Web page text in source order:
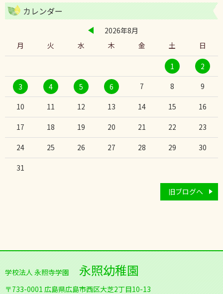
カレンダー
2026年8月
月
火 水 木 金 土 日
1 2
3 4 5 6 7 8 9
10 11 12 13 14 15 16
17 18 19 20 21 22 23
24 25 26 27 28 29 30
31
旧ブログへ
学校法人 永照寺学園 永照幼稚園
〒733-0001広島県広島市西区大芝2丁目10-13